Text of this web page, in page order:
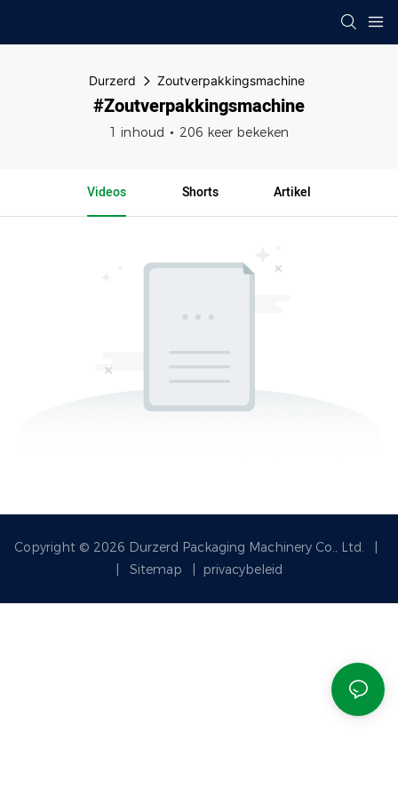
Durzerd Zoutverpakkingsmachine
#Zoutverpakkingsmachine
1 inhoud 206 keer bekeken
Videos Shorts Artikel
Copyright © 2026 Durzerd Packaging Machinery Co., Ltd.
Sitemap privacybeleid